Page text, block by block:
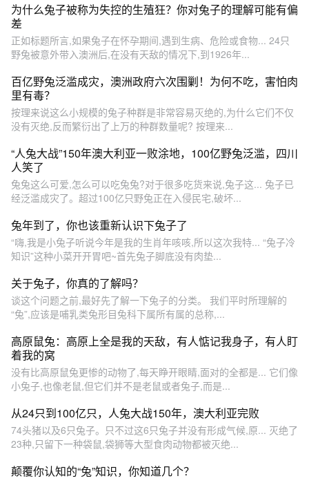
为什么兔子被称为失控的生殖狂？你对兔子的理解可能有偏
差
正如标题所言,如果兔子在怀孕期间,遇到生病、危险或食物... 24只
野兔被意外带入澳洲后,在没有天敌的情况下,到1926年...
百亿野兔泛滥成灾，澳洲政府六次围剿！为何不吃，害怕肉
里有毒？
按理来说这么小规模的兔子种群是非常容易灭绝的,为什么它们不仅
没有灭绝,反而繁衍出了上万的种群数量呢? 按理来...
“人兔大战”150年澳大利亚一败涂地，100亿野兔泛滥，四川
人笑了
兔兔这么可爱,怎么可以吃兔兔?对于很多吃货来说,兔子这... 兔子已
经泛滥成灾了。超过100亿只野兔正在入侵民宅,破坏...
兔年到了，你也该重新认识下兔子了
“嗨,我是小兔子听说今年是我的生肖年咳咳,所以这次我特... “兔子冷
知识”这种小菜开开胃吧~首先兔子脚底没有肉垫...
关于兔子，你真的了解吗？
谈这个问题之前,最好先了解一下兔子的分类。 我们平时所理解的
“兔”,应该是哺乳类兔形目兔科下属所有属的总称,...
高原鼠兔：高原上全是我的天敌，有人惦记我身子，有人盯
着我的窝
没有比高原鼠兔更惨的动物了,每天睁开眼睛,面对的全都是... 它们像
小兔子,也像老鼠,但它们并不是老鼠或者兔子,而是...
从24只到100亿只，人兔大战150年，澳大利亚完败
74头猪以及6只兔子。只不过这6只兔子并没有形成气候,原... 灭绝了
23种,只留下一种袋鼠,袋狮等大型食肉动物都被灭绝...
颠覆你认知的“兔”知识，你知道几个？